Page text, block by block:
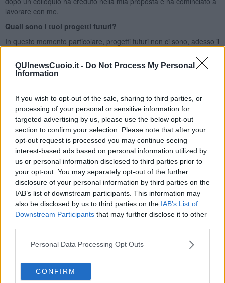
QUInewsCuoio.it - Do Not Process My Personal
Information
If you wish to opt-out of the sale, sharing to third parties, or
processing of your personal or sensitive information for
targeted advertising by us, please use the below opt-out
section to confirm your selection. Please note that after your
opt-out request is processed you may continue seeing
interest-based ads based on personal information utilized by
us or personal information disclosed to third parties prior to
your opt-out. You may separately opt-out of the further
disclosure of your personal information by third parties on the
IAB’s list of downstream participants. This information may
also be disclosed by us to third parties on the IAB’s List of
Downstream Participants that may further disclose it to other
Personal Data Processing Opt Outs
CONFIRM
lavorare con me.
Quali sono i tuoi progetti futuri?
In questo momento particolare, progetti futuri non ci sono, adesso il
e si fa sempre meno ricorso alla fotografia. Dopo tanti anni di
professione, cerco di continuare a divertirmi fotografando un po' di
questo caso mi posso rendere utile sia come direttore della
fotografia che come assistente alla produzione. Mi piace molto
mettere a disposizione dei giovani la mia esperienza nel trovare
soluzioni pratiche e nuovi modi di realizzare certe scene. Avrei
voglia anche di dar vita ad una nuova mostra personale…
vedremo.
Riccardo Ferrucci
Se vuoi leggere le notizie principali della Toscana iscriviti alla
Newsletter QUInews - ToscanaMedia.Arriva gratis tutti i giorni
alle 20:00 direttamente nella tua casella di posta.
Basta cliccareQUI